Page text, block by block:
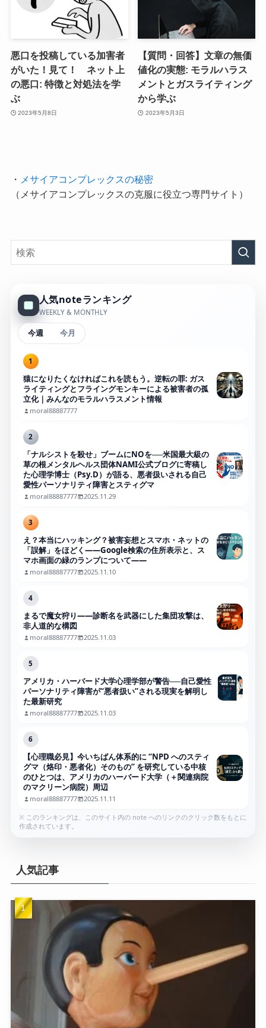
悪口を投稿している加害者
がいた！見て！ ネット上
の悪口: 特徴と対処法を学
ぶ
2023年5月8日
【質問・回答】文章の無価
値化の実態: モラルハラス
メントとガスライティング
から学ぶ
2023年5月3日
・
メサイアコンプレックスの秘密
（メサイアコンプレックスの克服に役立つ専門サイト）
人気noteランキング
WEEKLY & MONTHLY
今週 今月
1
猿になりたくなければこれを読もう。逆転の罪: ガス
ライティングとフライングモンキーによる被害者の孤
立化｜みんなのモラルハラスメント情報
moral88887777
2
「ナルシストを殺せ」ブームにNOを──米国最大級の
草の根メンタルヘルス団体NAMI公式ブログに寄稿し
た心理学博士（Psy.D）が語る、悪者扱いされる自己
愛性パーソナリティ障害とスティグマ
moral88887777 2025.11.29
3
え？本当にハッキング？被害妄想とスマホ・ネットの
「誤解」をほどく――Google検索の住所表示と、ス
マホ画面の緑のランプについて――
moral88887777 2025.11.10
4
まるで魔女狩り——診断名を武器にした集団攻撃は、
非人道的な構図
moral88887777 2025.11.03
5
アメリカ・ハーバード大学心理学部が警告──自己愛性
パーソナリティ障害が“悪者扱い”される現実を解明し
た最新研究
moral88887777 2025.11.03
6
【心理職必見】今いちばん体系的に “NPD へのスティ
グマ（烙印・悪者化）そのもの” を研究している中核
のひとつは、アメリカのハーバード大学（＋関連病院
のマクリーン病院）周辺
moral88887777 2025.11.11
※ このランキングは、このサイト内の note へのリンクのクリック数をもとに
作成されています。
人気記事